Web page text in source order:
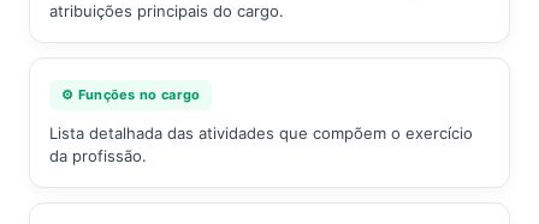
atribuições principais do cargo.
⚙️ Funções no cargo
Lista detalhada das atividades que compõem o exercício
da profissão.